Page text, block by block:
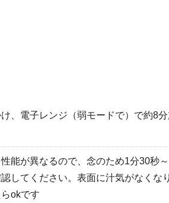
、電子レンジ（弱モードで）で約8
能が異なるので、念のため1分30秒
してください。表面に汁気がなくな
okです